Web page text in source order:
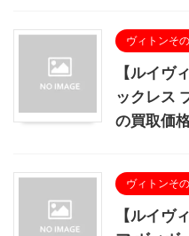
ヴィトンそ
【ルイヴ
ックレス
の買取価
ヴィトンそ
【ルイヴ